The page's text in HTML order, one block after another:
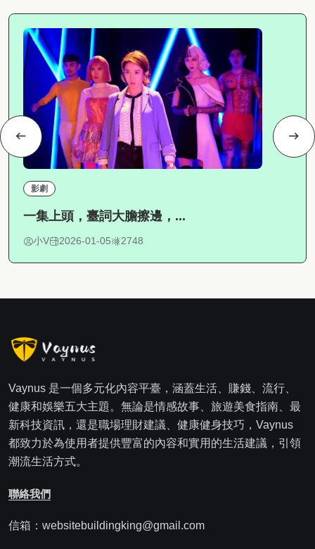
影劇
一集上頭，臺詞大膽擦邊，...
小V 2026-01-05 2748
Vaynus 是一個多元化內容平臺，涵蓋生活、賺錢、流行、
健康和娛樂五大主題。無論是情感故事、旅遊美食指南、最
新科技資訊，還是職場理財建議、健康健身技巧，Vaynus
都致力於為使用者提供豐富的內容和實用的生活建議，引領
潮流生活方式。
聯絡我們
信箱：websitebuildingking@gmail.com